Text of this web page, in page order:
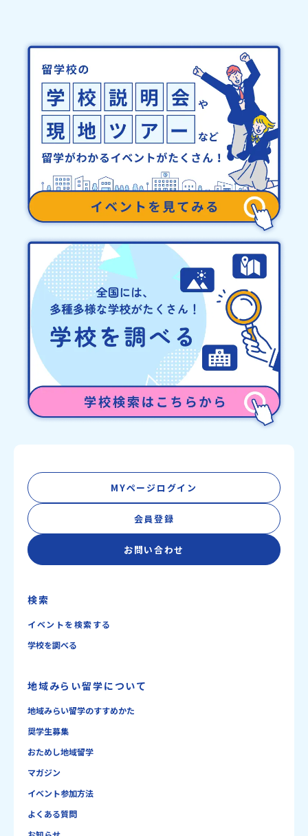
MYページログイン
会員登録
お問い合わせ
検索
イベントを検索する
学校を調べる
地域みらい留学について
地域みらい留学のすすめかた
奨学生募集
おためし地域留学
マガジン
イベント参加方法
よくある質問